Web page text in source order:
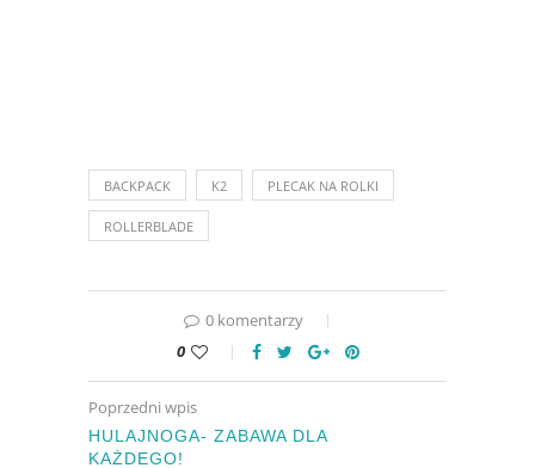
BACKPACK K2 PLECAK NA ROLKI
ROLLERBLADE
0 komentarzy
0
Poprzedni wpis
HULAJNOGA- ZABAWA DLA
KAŻDEGO!